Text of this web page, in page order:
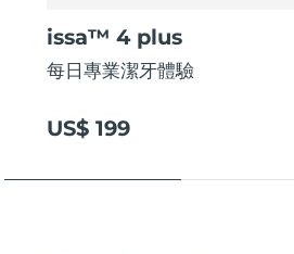
issa™ 4 plus
每日專業潔牙體驗
US$ 199